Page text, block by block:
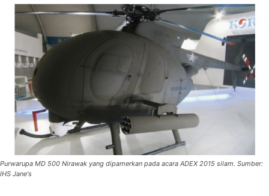
Purwarupa MD 500 Nirawak yang dipamerkan pada acara ADEX 2015 silam. Sumber:
IHS Jane's